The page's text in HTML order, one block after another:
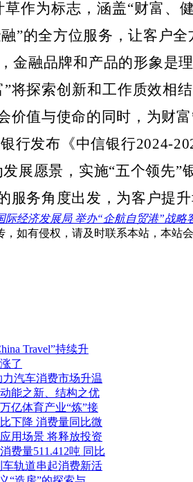
草作为标志，涵盖“财富、
”的全方位服务，让客户全
金融品牌和产品的形象是
”将探索创新和工作质效相
价值与使命的同时， 为财
行发布《中信银行2024-
发展愿景，实施“五个领先”
服务角度出发， 为客户提升
际经济发展局 举办“企航自贸港”战略
如有侵权，请及时联系本站，本站
Travel”持续升
了
汽车消费市场升温
能之新、结构之优
亿体育产业“炼”接
下降 消费量同比微
用场景 将释放投资
费量511.412吨 同比
轨道串起消费新活